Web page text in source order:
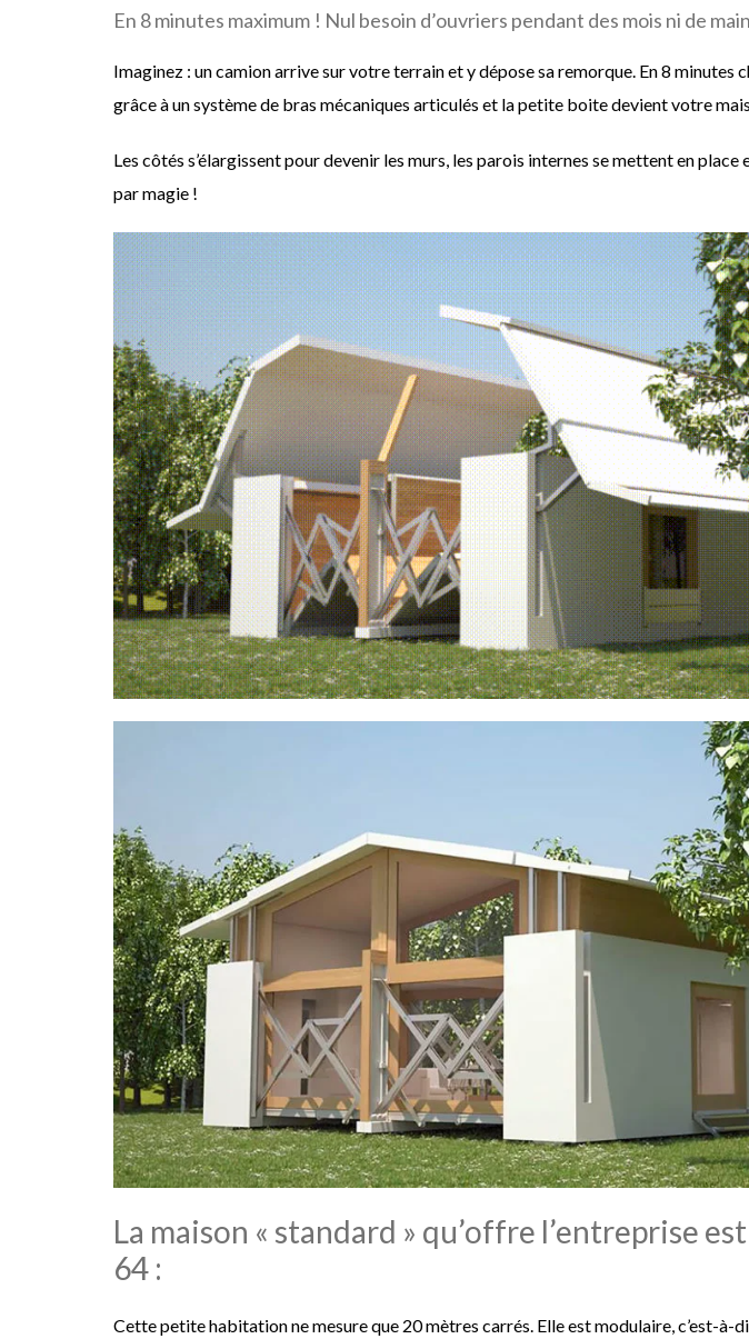
En 8 minutes maximum ! Nul besoin d’ouvriers pendant des mois ni de
Imaginez : un camion arrive sur votre terrain et y dépose sa remorque. En 8 minutes
grâce à un système de bras mécaniques articulés et la petite boite devient votre
Les côtés s’élargissent pour devenir les murs, les parois internes se mettent en place
par magie !
La maison « standard » qu’offre l’entreprise
64 :
Cette petite habitation ne mesure que 20 mètres carrés. Elle est modulaire, c’est-à-